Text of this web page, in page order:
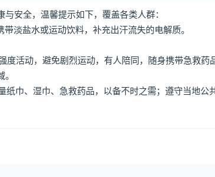
安全，温馨提示如下，覆盖各类人群：
淡盐水或运动饮料，补充出汗流失的电解质。
度活动，避免剧烈运动，有人陪同，随身携带急救药
纸巾、湿巾、急救药品，以备不时之需；遵守当地公